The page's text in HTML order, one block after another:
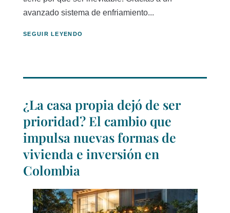
avanzado sistema de enfriamiento...
SEGUIR LEYENDO
¿La casa propia dejó de ser
prioridad? El cambio que
impulsa nuevas formas de
vivienda e inversión en
Colombia